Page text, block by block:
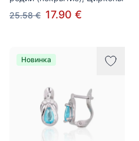
25.58 € 17.90 €
Новинка